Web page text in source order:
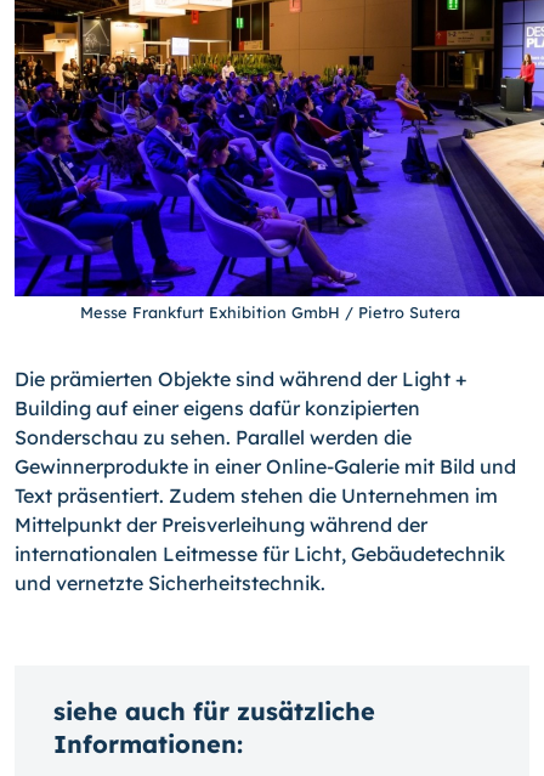
Messe Frankfurt Exhibition GmbH / Pietro Sutera
Die prämierten Objekte sind während der Light +
Building auf einer eigens dafür konzipierten
Sonderschau zu sehen. Parallel werden die
Gewinnerprodukte in einer Online-Galerie mit Bild und
Text präsentiert. Zudem stehen die Unternehmen im
Mittelpunkt der Preisverleihung während der
internationalen Leitmesse für Licht, Gebäudetechnik
und vernetzte Sicherheitstechnik.
siehe auch für zusätzliche
Informationen: